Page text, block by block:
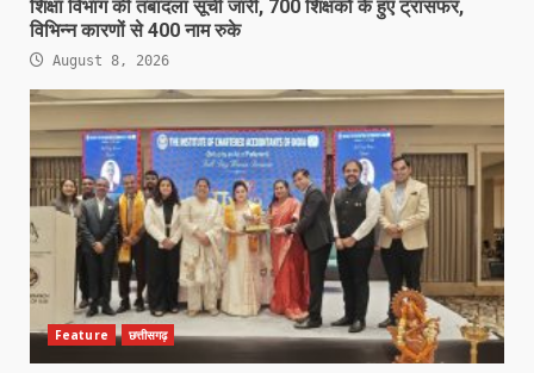
शिक्षा विभाग की तबादला सूची जारी, 700 शिक्षको के हुए ट्रांसफर,
विभिन्न कारणों से 400 नाम रुके
August 8, 2026
Feature छत्तीसगढ़